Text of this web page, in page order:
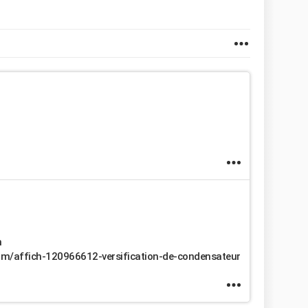
affich-120966612-versification-de-condensateur